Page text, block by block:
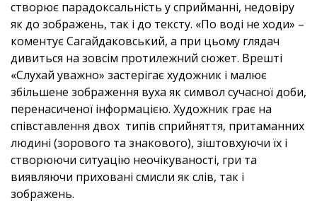
створює парадоксальність у сприйманні, недовіру
як до зображень, так і до тексту. «По воді не ходи» –
коментує Сагайдаковський, а при цьому глядач
дивиться на зовсім протилежний сюжет. Врешті
«Слухай уважно» застерігає художник і малює
збільшене зображення вуха як символ сучасної доби,
перенасиченої інформацією. Художник грає на
співставлення двох типів сприйняття, притаманних
людині (зорового та знакового), зіштовхуючи їх і
створюючи ситуацію неочікуваності, гри та
виявляючи приховані смисли як слів, так і
зображень.